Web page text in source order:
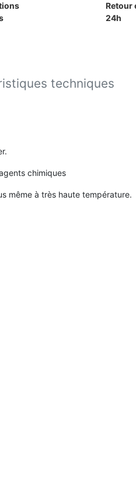
Retour
24h
techniques
chimiques
même à très haute température.